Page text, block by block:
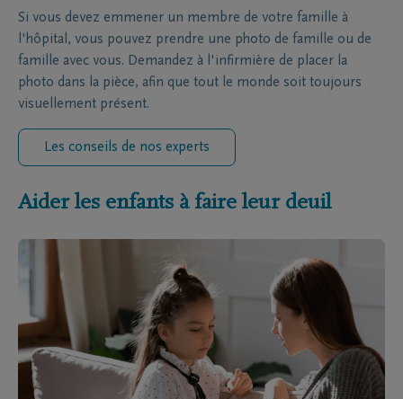
Si vous devez emmener un membre de votre famille à
l'hôpital, vous pouvez prendre une photo de famille ou de
famille avec vous. Demandez à l'infirmière de placer la
photo dans la pièce, afin que tout le monde soit toujours
visuellement présent.
Les conseils de nos experts
Aider les enfants à faire leur deuil